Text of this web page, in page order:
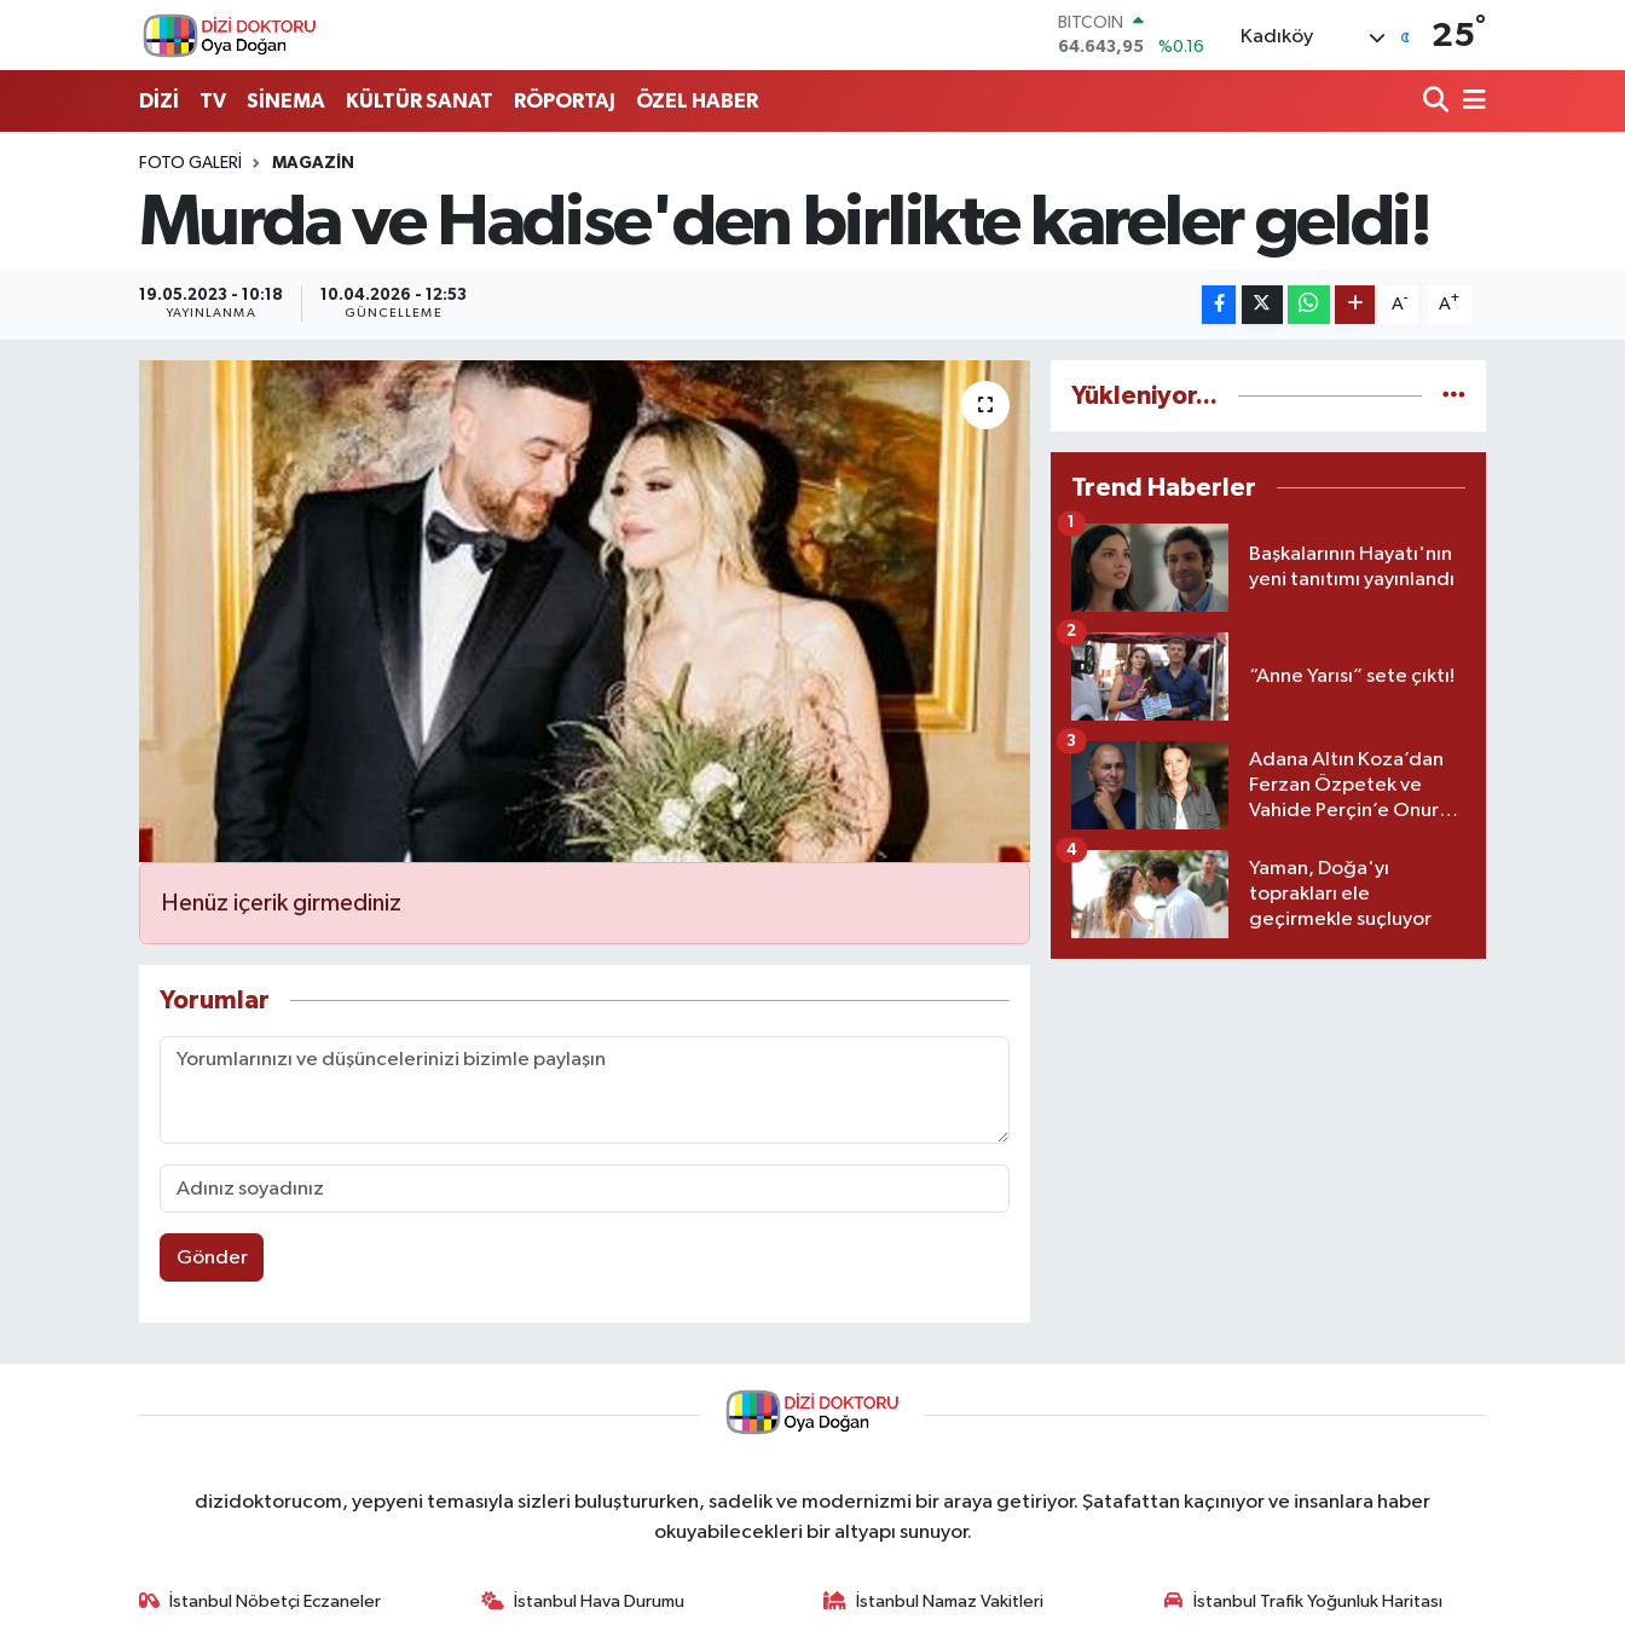
BITCOIN
64.643,95
%0.16
DOLAR
%0.2
GRAM ALTIN
6500.87
%0.12
Kadıköy 25°
DİZİ TV SİNEMA KÜLTÜR SANAT RÖPORTAJ ÖZEL HABER
FOTO GALERI MAGAZIN
Murda ve Hadise'den birlikte kareler geldi!
19.05.2023 - 10:18
YAYINLANMA
10.04.2026 - 12:53
GÜNCELLEME
A- A+
Henüz içerik girmediniz
Yorumlar
Gönder
Yükleniyor...
Trend Haberler
Başkalarının Hayatı'nın
yeni tanıtımı yayınlandı
1
“Anne Yarısı” sete çıktı!
2
Adana Altın Koza’dan
Ferzan Özpetek ve
Vahide Perçin’e Onur
3
Yaman, Doğa'yı
toprakları ele
geçirmekle suçluyor
4
dizidoktorucom, yepyeni temasıyla sizleri buluştururken, sadelik ve modernizmi bir araya getiriyor. Şatafattan kaçınıyor ve insanlara haber
okuyabilecekleri bir altyapı sunuyor.
İstanbul Nöbetçi Eczaneler İstanbul Hava Durumu İstanbul Namaz Vakitleri İstanbul Trafik Yoğunluk Haritası
İstanbul Nöbetçi Eczaneler
İstanbul Hava Durumu
İstanbul Namaz Vakitleri
Son Dakika Haberleri